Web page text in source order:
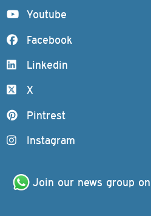
Youtube
Facebook
Linkedin
X
Pintrest
Instagram
Join our news group